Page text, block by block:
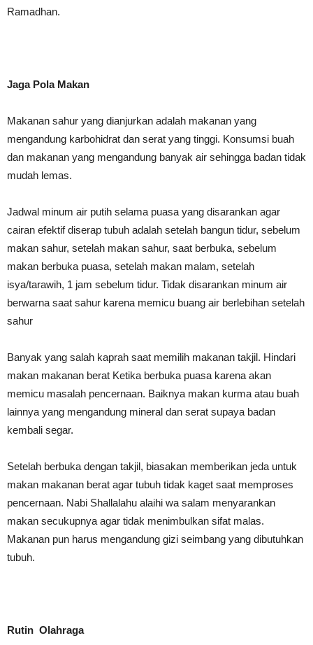
Ramadhan.
Jaga Pola Makan
Makanan sahur yang dianjurkan adalah makanan yang
mengandung karbohidrat dan serat yang tinggi. Konsumsi buah
dan makanan yang mengandung banyak air sehingga badan tidak
mudah lemas.
Jadwal minum air putih selama puasa yang disarankan agar
cairan efektif diserap tubuh adalah setelah bangun tidur, sebelum
makan sahur, setelah makan sahur, saat berbuka, sebelum
makan berbuka puasa, setelah makan malam, setelah
isya/tarawih, 1 jam sebelum tidur. Tidak disarankan minum air
berwarna saat sahur karena memicu buang air berlebihan setelah
sahur
Banyak yang salah kaprah saat memilih makanan takjil. Hindari
makan makanan berat Ketika berbuka puasa karena akan
memicu masalah pencernaan. Baiknya makan kurma atau buah
lainnya yang mengandung mineral dan serat supaya badan
kembali segar.
Setelah berbuka dengan takjil, biasakan memberikan jeda untuk
makan makanan berat agar tubuh tidak kaget saat memproses
pencernaan. Nabi Shallalahu alaihi wa salam menyarankan
makan secukupnya agar tidak menimbulkan sifat malas.
Makanan pun harus mengandung gizi seimbang yang dibutuhkan
tubuh.
Rutin Olahraga